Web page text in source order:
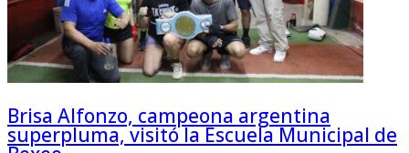
Brisa Alfonzo, campeona argentina
superpluma, visitó la Escuela Municipal de